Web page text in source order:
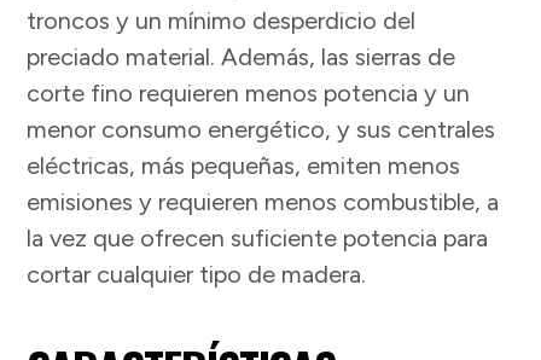
troncos y un mínimo desperdicio del
preciado material. Además, las sierras de
corte fino requieren menos potencia y un
menor consumo energético, y sus centrales
eléctricas, más pequeñas, emiten menos
emisiones y requieren menos combustible, a
la vez que ofrecen suficiente potencia para
cortar cualquier tipo de madera.